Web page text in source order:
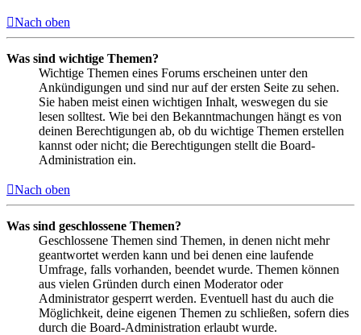
Nach oben
Was sind wichtige Themen?
Wichtige Themen eines Forums erscheinen unter den
Ankündigungen und sind nur auf der ersten Seite zu sehen.
Sie haben meist einen wichtigen Inhalt, weswegen du sie
lesen solltest. Wie bei den Bekanntmachungen hängt es von
deinen Berechtigungen ab, ob du wichtige Themen erstellen
kannst oder nicht; die Berechtigungen stellt die Board-
Administration ein.
Nach oben
Was sind geschlossene Themen?
Geschlossene Themen sind Themen, in denen nicht mehr
geantwortet werden kann und bei denen eine laufende
Umfrage, falls vorhanden, beendet wurde. Themen können
aus vielen Gründen durch einen Moderator oder
Administrator gesperrt werden. Eventuell hast du auch die
Möglichkeit, deine eigenen Themen zu schließen, sofern dies
durch die Board-Administration erlaubt wurde.